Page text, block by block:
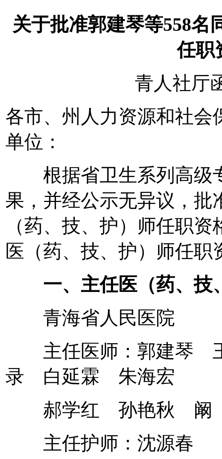
关于批准郭建琴等558名
任职
青人社厅
各市、州人力资源和社会
单位：
根据省卫生系列高级
果，并经公示无异议，批
（药、技、护）师任职
医（药、技、护）师任职
一、主任医（药、技
青海省人民医院
主任医师：郭建琴
录 白延霖 朱海宏
郝学红 孙艳秋
主任护师：沈源春